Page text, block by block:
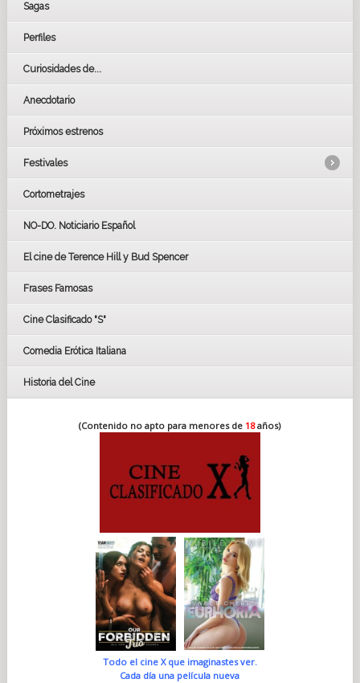
Sagas
Perfiles
Curiosidades de...
Anecdotario
Próximos estrenos
Festivales
LOS OSCARS
GOYAS
BAFTA
Cortometrajes
NO-DO. Noticiario Español
El cine de Terence Hill y Bud Spencer
Frases Famosas
Cine Clasificado "S"
Comedia Erótica Italiana
Historia del Cine
(Contenido no apto para menores de 18años)
Todo el cine X que imaginastes ver.
Cada día una película nueva